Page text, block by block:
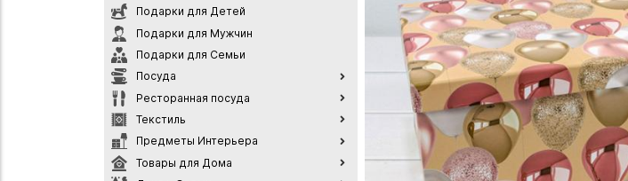
Подарки для Детей
Подарки для Мужчин
Подарки для Семьи
Посуда
Ресторанная посуда
Текстиль
Предметы Интерьера
Товары для Дома